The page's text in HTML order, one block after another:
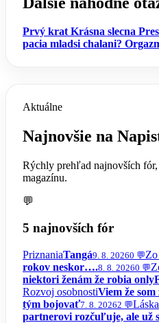
Prvý krat Krásna slecna
pacia mladsi chalani?
Aktuálne
Najnovšie na
Rýchly prehľad najnovších
magazínu.
💬
5 najnovších fór
PriznaniaTangá9. 8. 20260 💬
rokov neskor….8. 8. 20260 💬
niektori ženám že robia
Rozvoj osobnostiViem že
tým bojovať7. 8. 20262 💬
partnerovi rozčuľuje, ale už